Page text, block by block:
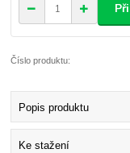
Číslo produktu:
Popis produktu
Ke stažení